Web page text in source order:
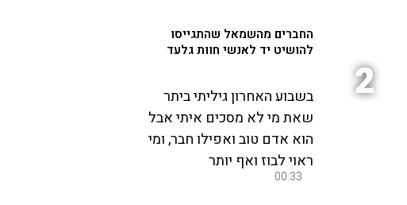
2
החברים מהשמאל שהתגייסו
להושיט יד לאנשי חוות גלעד
בשבוע האחרון גיליתי ביתר
שאת מי לא מסכים איתי אבל
הוא אדם טוב ואפילו חבר, ומי
ראוי לבוז ואף יותר
00:33